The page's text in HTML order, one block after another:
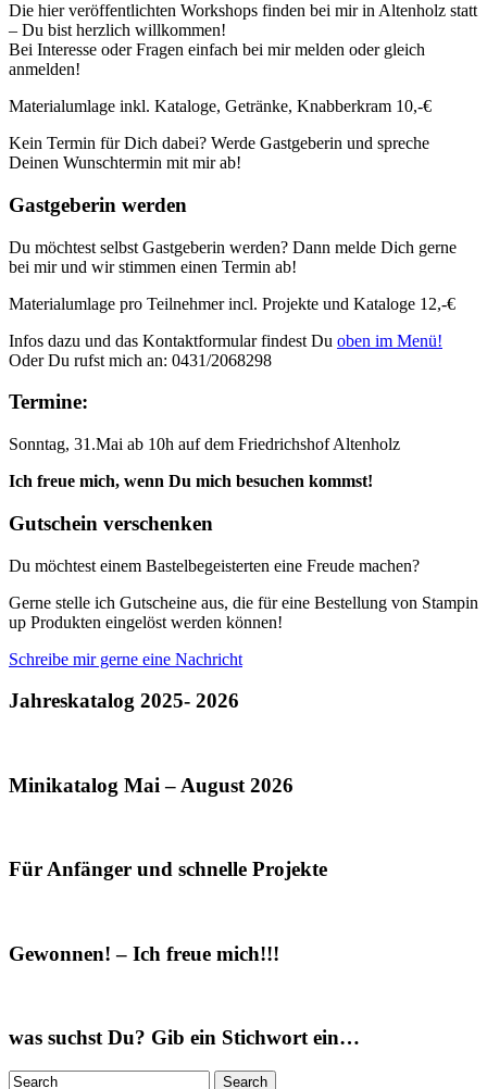
Die hier veröffentlichten Workshops finden bei mir in Altenholz statt
– Du bist herzlich willkommen!
Bei Interesse oder Fragen einfach bei mir melden oder gleich
anmelden!
Materialumlage inkl. Kataloge, Getränke, Knabberkram 10,-€
Kein Termin für Dich dabei? Werde Gastgeberin und spreche
Deinen Wunschtermin mit mir ab!
Gastgeberin werden
Du möchtest selbst Gastgeberin werden? Dann melde Dich gerne
bei mir und wir stimmen einen Termin ab!
Materialumlage pro Teilnehmer incl. Projekte und Kataloge 12,-€
Infos dazu und das Kontaktformular findest Du oben im Menü!
Oder Du rufst mich an: 0431/2068298
Termine:
Sonntag, 31.Mai ab 10h auf dem Friedrichshof Altenholz
Ich freue mich, wenn Du mich besuchen kommst!
Gutschein verschenken
Du möchtest einem Bastelbegeisterten eine Freude machen?
Gerne stelle ich Gutscheine aus, die für eine Bestellung von Stampin
up Produkten eingelöst werden können!
Schreibe mir gerne eine Nachricht
Jahreskatalog 2025- 2026
Minikatalog Mai – August 2026
Für Anfänger und schnelle Projekte
Gewonnen! – Ich freue mich!!!
was suchst Du? Gib ein Stichwort ein…